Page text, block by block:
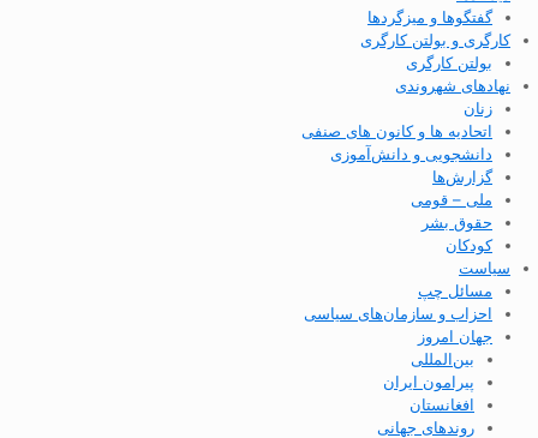
گفتگوها و میزگردها
کارگری و بولتن کارگری
بولتن کارگری
نهادهای شهروندی
زنان
اتحادیه ها و کانون های صنفی
دانشجویی و دانش‌آموزی
گزارش‌ها
ملی – قومی
حقوق بشر
کودکان
سیاست
مسائل چپ
احزاب و سازمان‌های سیاسی
جهان امروز
بین‌المللی
پیرامون ایران
افغانستان
روندهای جهانی